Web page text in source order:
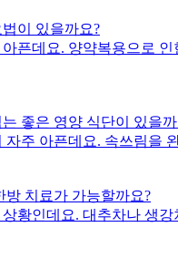
이 있을까요?
픈데요. 양약복용으로
좋은 영양 식단이 있을
주 아픈데요. 속쓰림을
방 치료가 가능할까요?
황인데요. 대추차나 생